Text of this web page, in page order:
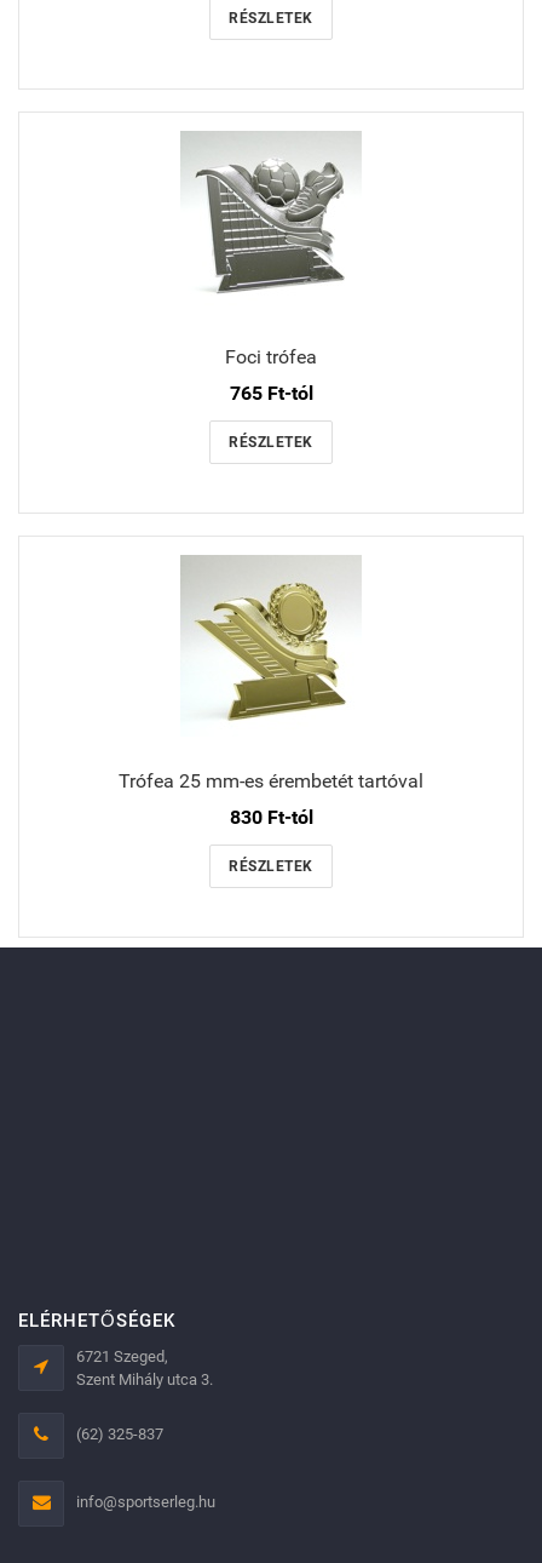
RÉSZLETEK
Foci trófea
765 Ft-tól
RÉSZLETEK
Trófea 25 mm-es érembetét tartóval
830 Ft-tól
RÉSZLETEK
ELÉRHETŐSÉGEK
6721 Szeged,
Szent Mihály utca 3.
(62) 325-837
info@sportserleg.hu